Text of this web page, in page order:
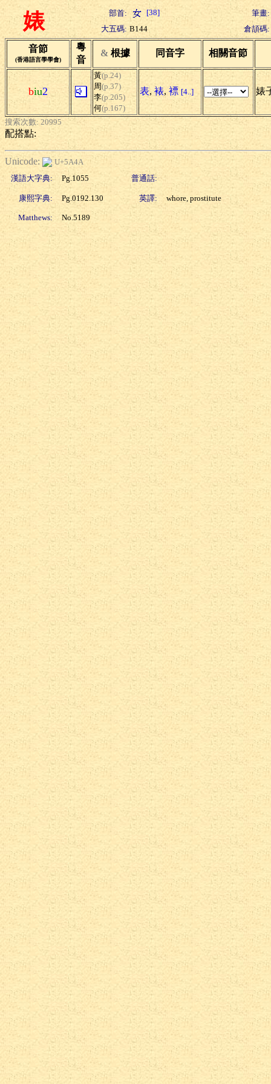
婊 部首: [38]
筆畫:
大五碼: B144 倉頡碼:
音節
(香港語言學學會)
粵
音
& 根據 同音字 相關音節
biu2
黃(p.24)
周(p.37)
李(p.205)
何(p.167)
表, 裱, 褾 [4..] 婊
搜索次數: 20995
配搭點:
Unicode:
U+5A4A
漢語大字典:
Pg.1055 普通話:
康熙字典: Pg.0192.130 英譯: whore, prostitute
Matthews: No.5189